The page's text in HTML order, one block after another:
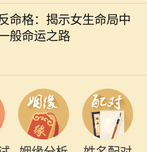
命格：揭示女生命局中
般命运之路
生时间、地点所形成的命局。
什么是反命格呢？简单来说，
是指与传统命局形成鲜明对照